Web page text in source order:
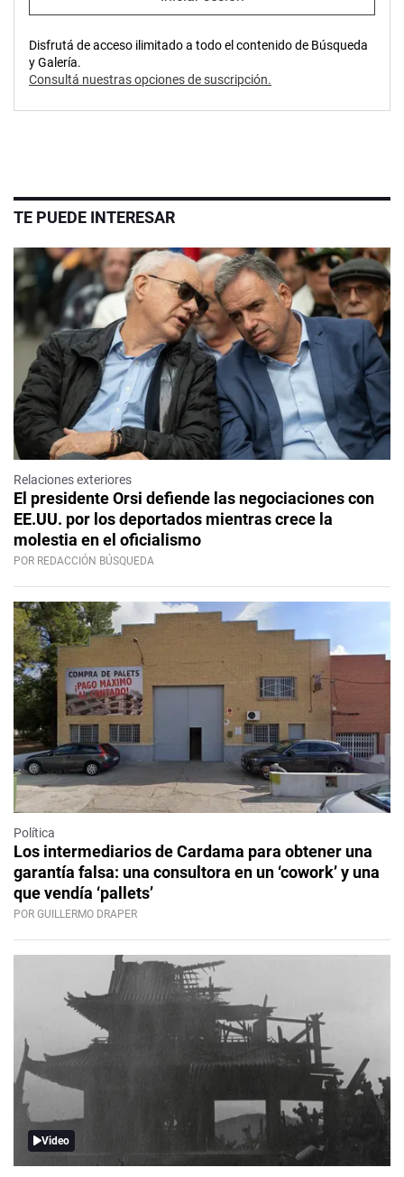
Disfrutá de acceso ilimitado a todo el contenido de Búsqueda
y Galería.
Consultá nuestras opciones de suscripción.
TE PUEDE INTERESAR
Relaciones exteriores
El presidente Orsi defiende las negociaciones con
EE.UU. por los deportados mientras crece la
molestia en el oficialismo
POR REDACCIÓN BÚSQUEDA
Política
Los intermediarios de Cardama para obtener una
garantía falsa: una consultora en un ‘cowork’ y una
que vendía ‘pallets’
POR GUILLERMO DRAPER
Video